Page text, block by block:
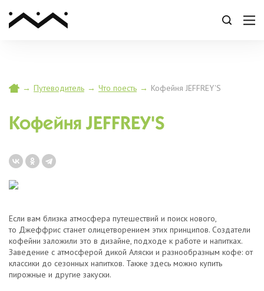
→ Путеводитель → Что поесть → Кофейня JEFFREY'S
Кофейня JEFFREY'S
Если вам близка атмосфера путешествий и поиск нового,
то Джеффрис станет олицетворением этих принципов. Создатели
кофейни заложили это в дизайне, подходе к работе и напитках.
Заведение с атмосферой дикой Аляски и разнообразным кофе: от
классики до сезонных напитков. Также здесь можно купить
пирожные и другие закуски.